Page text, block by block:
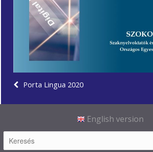
Porta Lingua 2020
English version